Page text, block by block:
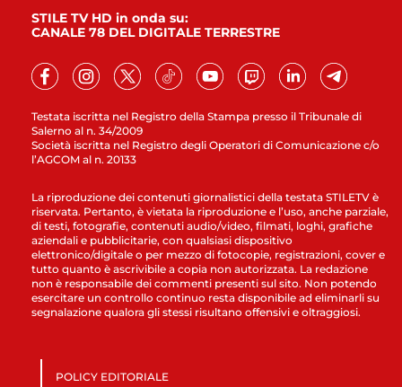
Testata iscritta nel Registro della Stampa presso il Tribunale di
Salerno al n. 34/2009
Società iscritta nel Registro degli Operatori di Comunicazione c/o
l’AGCOM al n. 20133
STILE TV HD in onda su:
CANALE 78 DEL DIGITALE TERRESTRE
La riproduzione dei contenuti giornalistici della testata STILETV è
riservata. Pertanto, è vietata la riproduzione e l’uso, anche parziale,
di testi, fotografie, contenuti audio/video, filmati, loghi, grafiche
aziendali e pubblicitarie, con qualsiasi dispositivo
elettronico/digitale o per mezzo di fotocopie, registrazioni, cover e
tutto quanto è ascrivibile a copia non autorizzata. La redazione
non è responsabile dei commenti presenti sul sito. Non potendo
esercitare un controllo continuo resta disponibile ad eliminarli su
segnalazione qualora gli stessi risultano offensivi e oltraggiosi.
POLICY EDITORIALE